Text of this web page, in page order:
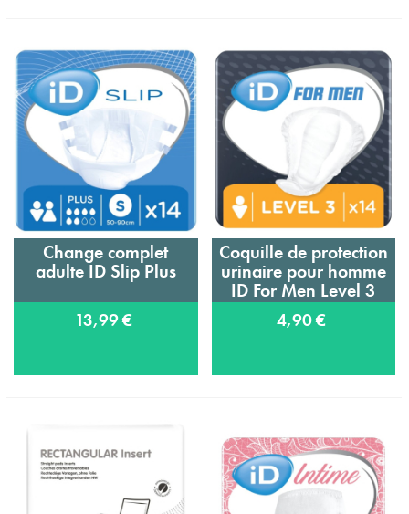
Change complet
adulte ID Slip Plus
13,99 €
Coquille de protection
urinaire pour homme
ID For Men Level 3
4,90 €